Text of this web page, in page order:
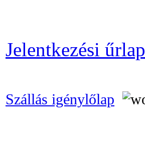
Jelentkezési űrlap
Szállás igénylőlap